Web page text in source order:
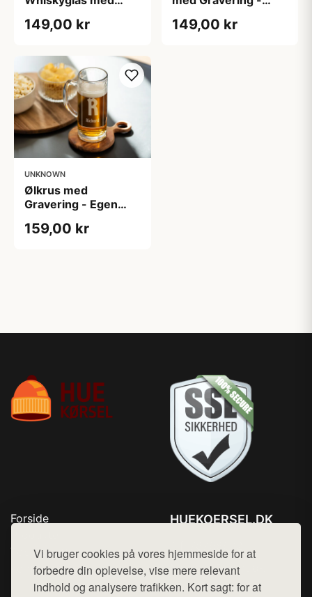
Vi bruger cookies på vores hjemmeside for at
forbedre din oplevelse, vise mere relevant
indhold og analysere trafikken. Kort sagt: for at
Tekst
149,00 kr 149,00 kr
UNKNOWN
Ølkrus med
Gravering - Egen
159,00 kr
Forside
Top Rabatter
Kontakt
HUEKOERSEL.DK
Mail: hej@want.dk